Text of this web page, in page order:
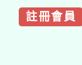
註冊會員